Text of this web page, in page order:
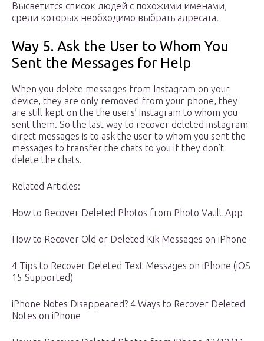
Высветится список людей с похожими именами,
среди которых необходимо выбрать адресата.
Way 5. Ask the User to Whom You
Sent the Messages for Help
When you delete messages from Instagram on your
device, they are only removed from your phone, they
are still kept on the the users’ instagram to whom you
sent them. So the last way to recover deleted instagram
direct messages is to ask the user to whom you sent the
messages to transfer the chats to you if they don’t
delete the chats.
Related Articles:
How to Recover Deleted Photos from Photo Vault App
How to Recover Old or Deleted Kik Messages on iPhone
4 Tips to Recover Deleted Text Messages on iPhone (iOS
15 Supported)
iPhone Notes Disappeared? 4 Ways to Recover Deleted
Notes on iPhone